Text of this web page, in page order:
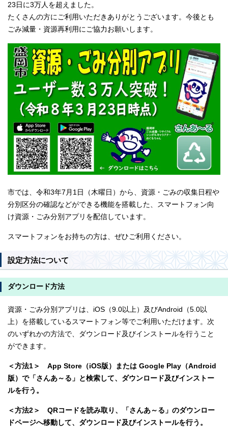
23日に3万人を超えました。
たくさんの方にご利用いただきありがとうございます。今後とも
ごみ減量・資源再利用にご協力お願いします。
市では、令和3年7月1日（木曜日）から、資源・ごみの収集日程や
分別区分の確認などができる機能を搭載した、スマートフォン向
け資源・ごみ分別アプリを配信しています。
スマートフォンをお持ちの方は、ぜひご利用ください。
設定方法について
ダウンロード方法
資源・ごみ分別アプリは、iOS（9.0以上）及びAndroid（5.0以
上）を搭載しているスマートフォン等でご利用いただけます。次
のいずれかの方法で、ダウンロード及びインストールを行うこと
ができます。
＜方法1＞ App Store（iOS版）または Google Play（Android
版）で「さんあ～る」と検索して、ダウンロード及びインストー
ルを行う。
＜方法2＞ QRコードを読み取り、「さんあ～る」のダウンロー
ドページへ移動して、ダウンロード及びインストールを行う。